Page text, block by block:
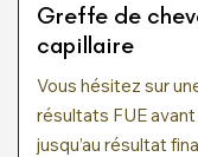
Greffe de
capillaire
Vous hésitez sur
résultats FUE
jusqu’au résultat